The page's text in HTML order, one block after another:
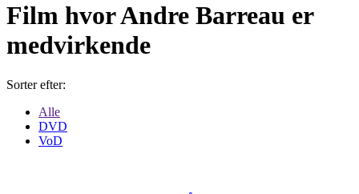
Film hvor Andre Barreau er
medvirkende
Sorter efter:
Alle
DVD
VoD